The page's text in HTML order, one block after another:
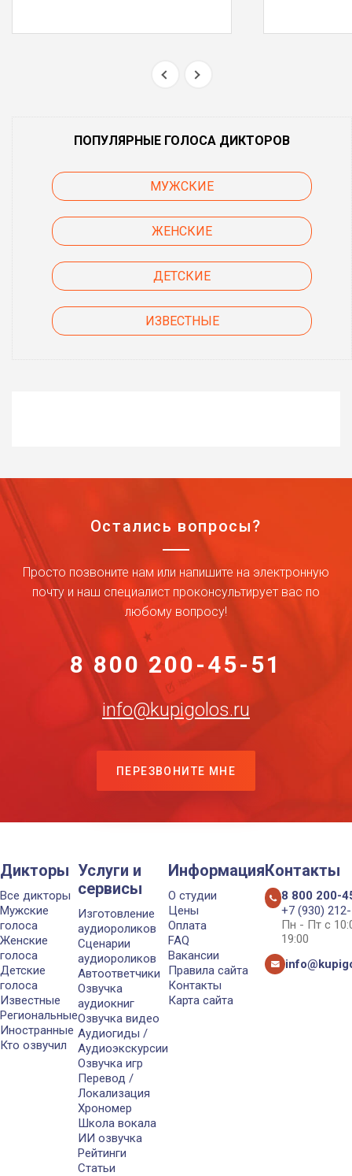
ПОПУЛЯРНЫЕ ГОЛОСА ДИКТОРОВ
МУЖСКИЕ
ЖЕНСКИЕ
ДЕТСКИЕ
ИЗВЕСТНЫЕ
Остались вопросы?
Просто позвоните нам или напишите на электронную
почту и наш специалист проконсультирует вас по
любому вопросу!
8 800 200-45-51
info@kupigolos.ru
ПЕРЕЗВОНИТЕ МНЕ
Дикторы
Все дикторы
Мужские
голоса
Женские
голоса
Детские
голоса
Известные
Региональные
Иностранные
Кто озвучил
Услуги и
сервисы
Изготовление
аудиороликов
Сценарии
аудиороликов
Автоответчики
Озвучка
аудиокниг
Озвучка видео
Аудиогиды /
Аудиоэкскурсии
Озвучка игр
Перевод /
Локализация
Хрономер
Школа вокала
ИИ озвучка
Рейтинги
Статьи
Информация
О студии
Цены
Оплата
FAQ
Вакансии
Правила сайта
Контакты
Карта сайта
Контакты
8 800 200-
+7 (930)
Пн - Пт с
19:00